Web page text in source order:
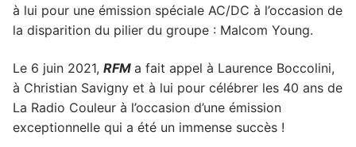
à lui pour une émission spéciale AC/DC à l’occasion de
la disparition du pilier du groupe : Malcom Young.
Le 6 juin 2021, RFM a fait appel à Laurence Boccolini,
à Christian Savigny et à lui pour célébrer les 40 ans de
La Radio Couleur à l’occasion d’une émission
exceptionnelle qui a été un immense succès !